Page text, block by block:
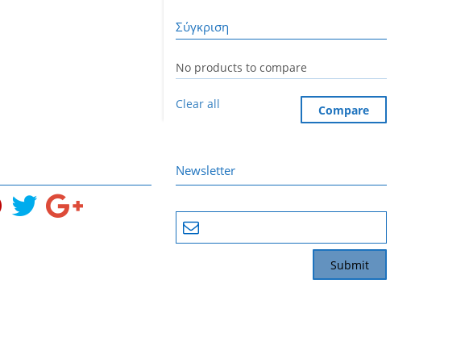
Σύγκριση
No products to compare
Clear all Compare
Newsletter